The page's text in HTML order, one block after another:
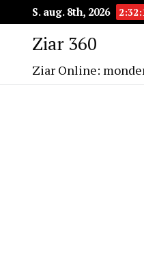
S. aug. 8th, 2026
Ziar 360
Ziar Online: